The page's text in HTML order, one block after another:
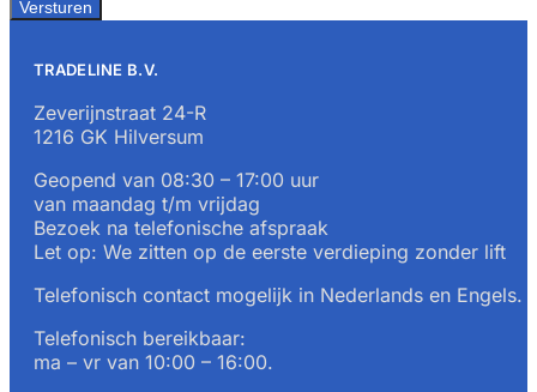
TRADELINE B.V.
Zeverijnstraat 24-R
1216 GK Hilversum
Geopend van 08:30 – 17:00 uur
van maandag t/m vrijdag
Bezoek na telefonische afspraak
Let op: We zitten op de eerste verdieping zonder lift
Telefonisch contact mogelijk in Nederlands en Engels.
Telefonisch bereikbaar:
ma – vr van 10:00 – 16:00.